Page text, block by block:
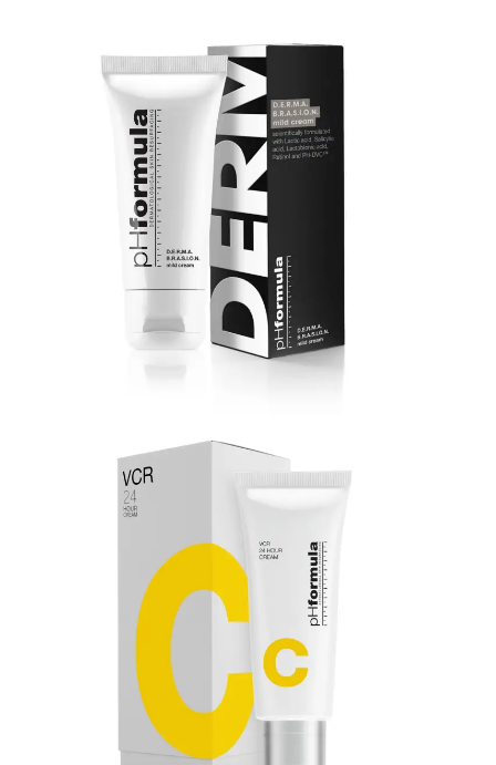
Dermabrasion mild cream
50ml
+
Creme VCR 24 Horas
phformula